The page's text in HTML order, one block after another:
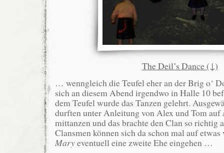
The Deil’s Dance (↓)
… wenngleich die Teufel eher an der Brig o‘
sich an diesem Abend irgendwo in Halle 10
dem Teufel wurde das Tanzen gelehrt.
durften unter Anleitung von Alex und Tom auf
mittanzen und das brachte den Clan so richtig
Clansmen können sich da schon mal auf
Maryeventuell eine zweite Ehe eingehen …